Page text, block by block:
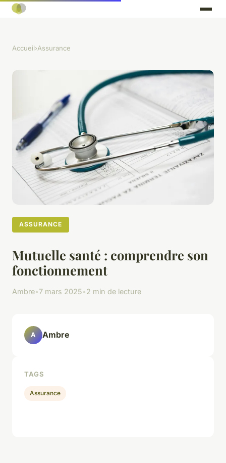
Accueil›Assurance
ASSURANCE
Mutuelle santé : comprendre son
fonctionnement
Ambre•7 mars 2025•2 min de lecture
A Ambre
TAGS
Assurance